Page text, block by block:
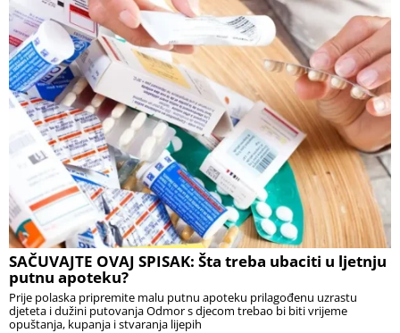
SAČUVAJTE OVAJ SPISAK: Šta treba ubaciti u ljetnju
putnu apoteku?
Prije polaska pripremite malu putnu apoteku prilagođenu uzrastu
djeteta i dužini putovanja Odmor s djecom trebao bi biti vrijeme
opuštanja, kupanja i stvaranja lijepih